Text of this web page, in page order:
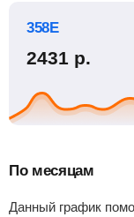
358Е
2431 р.
По месяцам
Данный график